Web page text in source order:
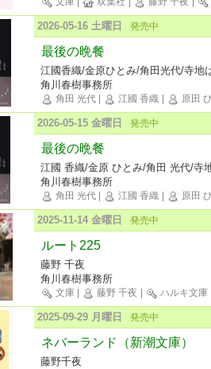
2026-05-16 土曜日 発売中
最後の晩餐
江國香織/金原ひとみ/角田光代/寺地
角川春樹事務所
角田 光代 江國 香織 原田
2026-05-15 金曜日 発売中
最後の晩餐
江國 香織/金原 ひとみ/角田 光代/寺
角川春樹事務所
角田 光代 江國 香織 原田
2025-11-14 金曜日 発売中
ルート225
藤野 千夜
角川春樹事務所
文庫 藤野 千夜 ハルキ文庫
2025-09-29 月曜日 発売中
ネバーランド（新潮文庫）
藤野千夜